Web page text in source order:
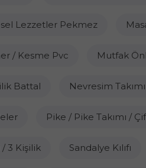
Lezzetler Pekmez
/ Kesme Pvc Mutfak
Battal Nevresim
Pike / Pike Takımı /
3 Kişilik Sandalye Kılıfı